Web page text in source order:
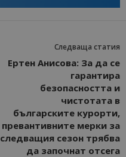
Следваща статия
Ертен Анисова: За да се
гарантира
безопасността и
чистотата в
българските курорти,
превантивните мерки за
следващия сезон трябва
да започнат отсега